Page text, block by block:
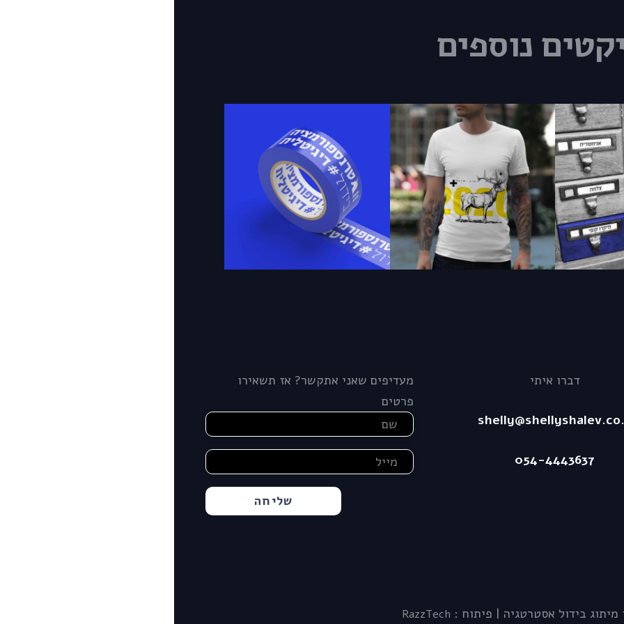
נוספים
מעדיפים שאני אתקשר? אז תשאירו
פרטים
שליחה
דברו איתי
054-4443637
RazzTech